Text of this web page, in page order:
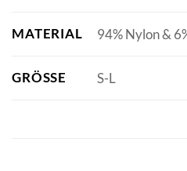
MATERIAL 94% Nylon &
GRÖSSE S-L